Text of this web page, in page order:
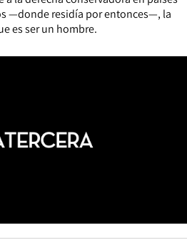
—donde residía por entonces—, la
es ser un hombre.